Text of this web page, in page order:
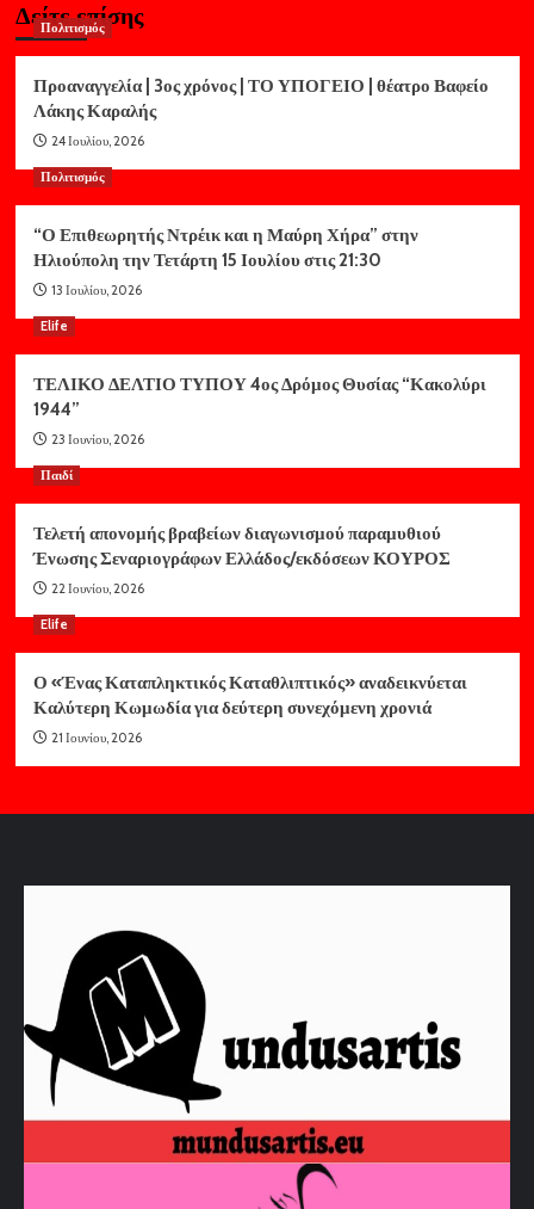
Δείτε επίσης
Πολιτισμός
Προαναγγελία | 3ος χρόνος | ΤΟ ΥΠΟΓΕΙΟ | θέατρο Βαφείο
Λάκης Καραλής
24 Ιουλίου, 2026
Πολιτισμός
“Ο Επιθεωρητής Ντρέικ και η Μαύρη Χήρα” στην
Ηλιούπολη την Τετάρτη 15 Ιουλίου στις 21:30
13 Ιουλίου, 2026
Elife
ΤΕΛΙΚΟ ΔΕΛΤΙΟ ΤΥΠΟΥ 4ος Δρόμος Θυσίας “Κακολύρι
1944”
23 Ιουνίου, 2026
Παιδί
Τελετή απονομής βραβείων διαγωνισμού παραμυθιού
Ένωσης Σεναριογράφων Ελλάδος/εκδόσεων ΚΟΥΡΟΣ
22 Ιουνίου, 2026
Elife
Ο «Ένας Καταπληκτικός Καταθλιπτικός» αναδεικνύεται
Καλύτερη Κωμωδία για δεύτερη συνεχόμενη χρονιά
21 Ιουνίου, 2026